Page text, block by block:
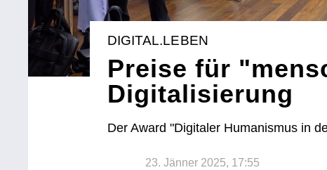
DIGITAL.LEBEN
Preise für
Digitalisierung
Der Award "Digitaler Humanismus in
23. Jänner 2025, 17:55